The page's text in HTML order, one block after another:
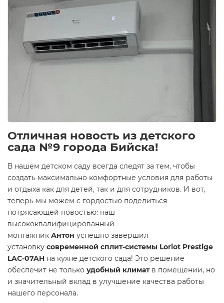
Отличная новость из детского
сада №9 города Бийска!
В нашем детском саду всегда следят за тем, чтобы
создать максимально комфортные условия для работы
и отдыха как для детей, так и для сотрудников. И вот,
теперь мы можем с гордостью поделиться
потрясающей новостью: наш
высококвалифицированный
монтажник Антон успешно завершил
установку современной сплит-системы Loriot Prestige
LAC-07AH на кухне детского сада! Это решение
обеспечит не только удобный климатв помещении, но
и значительный вклад в улучшение качества работы
нашего персонала.